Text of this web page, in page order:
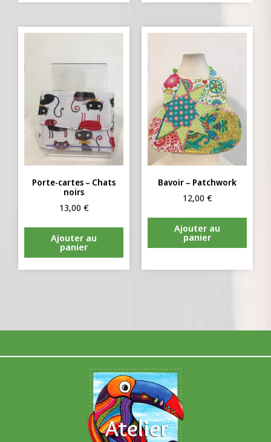
Porte-cartes – Chats
noirs
13,00 €
Ajouter au
panier
Bavoir – Patchwork
12,00 €
Ajouter au
panier